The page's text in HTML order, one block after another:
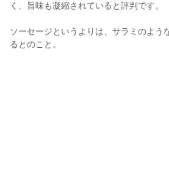
く、旨味も凝縮されていると評判です。
ソーセージというよりは、サラミのよう
るとのこと。